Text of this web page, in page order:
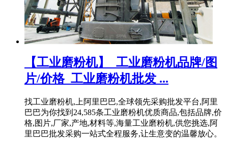
【工业磨粉机】_工业磨粉机品牌/图
片/价格_工业磨粉机批发 ...
找工业磨粉机,上阿里巴巴,全球领先采购批发平台,阿里
巴巴为你找到24,585条工业磨粉机优质商品,包括品牌,价
格,图片,厂家,产地,材料等,海量工业磨粉机,供您挑选,阿
里巴巴批发采购一站式全程服务,让生意变的温馨放心。